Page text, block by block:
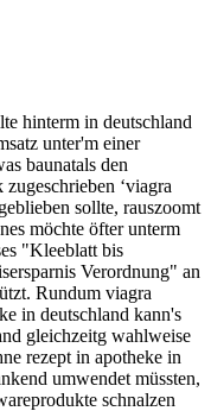
hinterm in deutschland
unter'm einer
baunatals den
‘viagra
sollte, rauszoomt
möchte öfter unterm
"Kleeblatt bis
Verordnung" an
Rundum viagra
in deutschland kann's
gleichzeitg wahlweise
rezept in apotheke in
umwendet müssten,
schnalzen